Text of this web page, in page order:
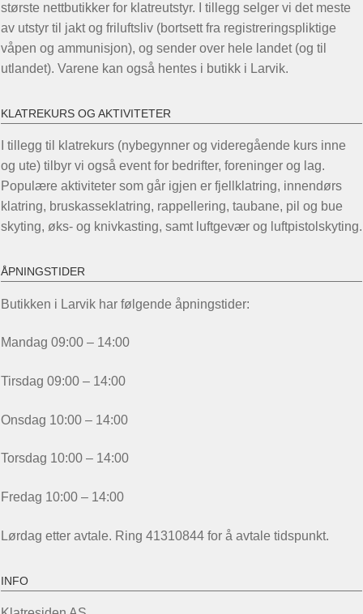
produktsiden
største nettbutikker for klatreutstyr. I tillegg selger vi det meste
av utstyr til jakt og friluftsliv (bortsett fra registreringspliktige
våpen og ammunisjon), og sender over hele landet (og til
utlandet). Varene kan også hentes i butikk i Larvik.
KLATREKURS OG AKTIVITETER
I tillegg til klatrekurs (nybegynner og videregående kurs inne
og ute) tilbyr vi også event for bedrifter, foreninger og lag.
Populære aktiviteter som går igjen er fjellklatring, innendørs
klatring, bruskasseklatring, rappellering, taubane, pil og bue
skyting, øks- og knivkasting, samt luftgevær og luftpistolskyting.
ÅPNINGSTIDER
Butikken i Larvik har følgende åpningstider:
Mandag 09:00 – 14:00
Tirsdag 09:00 – 14:00
Onsdag 10:00 – 14:00
Torsdag 10:00 – 14:00
Fredag 10:00 – 14:00
Lørdag etter avtale. Ring 41310844 for å avtale tidspunkt.
INFO